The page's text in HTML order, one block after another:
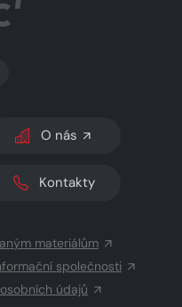
SVĚTLÝ/TMAVÝ REŽIM
O nás
Kontakty
materiálům
společnosti
údajů